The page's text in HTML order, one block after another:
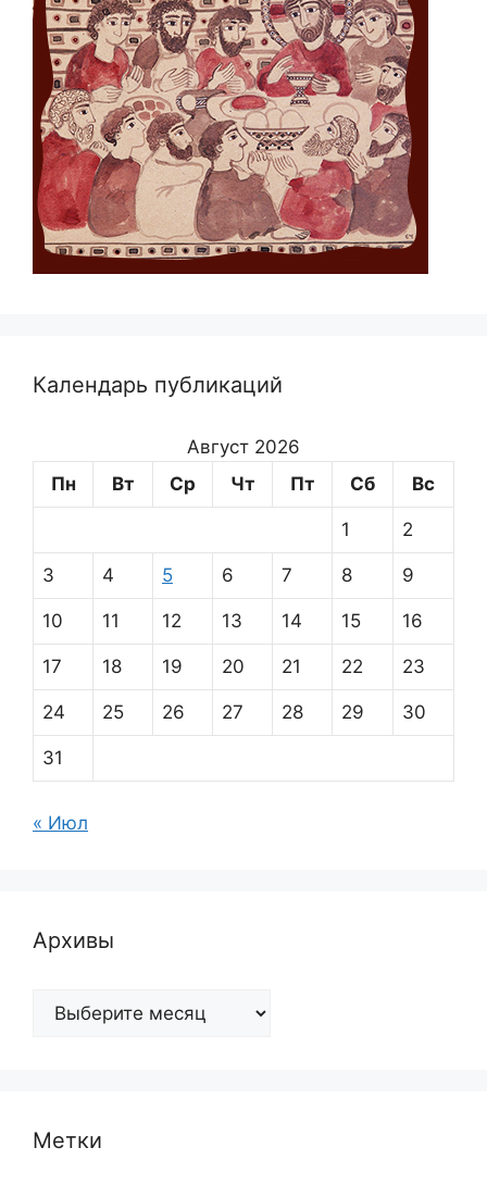
Календарь публикаций
Август 2026
Пн
Вт Ср Чт Пт Сб Вс
1 2
3 4 5 6 7 8 9
10 11 12 13 14 15 16
17 18 19 20 21 22 23
24 25 26 27 28 29 30
31
« Июл
Архивы
Архивы
Метки